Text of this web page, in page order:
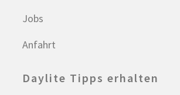
Jobs
Anfahrt
Daylite Tipps erhalten